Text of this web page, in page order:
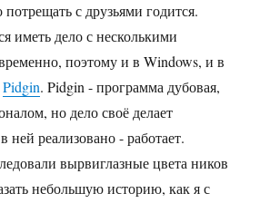
потрещать с друзьями годится.
иметь дело с несколькими
поэтому и в Windows, и в
Pidgin. Pidgin - программа дубовая,
но дело своё делает
ней реализовано - работает.
вырвиглазные цвета ников
небольшую историю, как я с